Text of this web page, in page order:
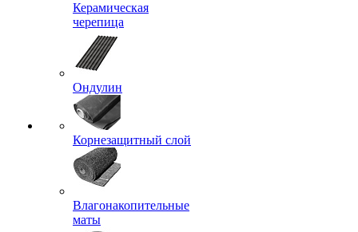
Керамическая
черепица
Ондулин
Корнезащитный слой
Влагонакопительные
маты